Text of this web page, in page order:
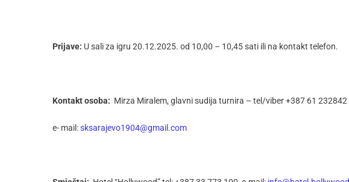
Prijave: U sali za igru 20.12.2025. od 10,00 – 10,45 sati ili na kontakt telefon.
Kontakt osoba: Mirza Miralem, glavni sudija turnira – tel/viber +387 61 232842
e- mail:sksarajevo1904@gmail.com